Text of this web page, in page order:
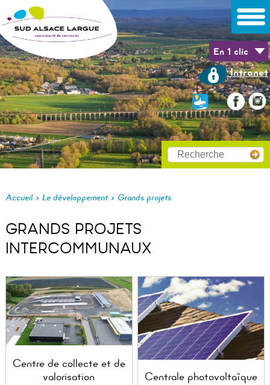
En 1 clic
Intranet
Accueil> Le développement> Grands projets
GRANDS PROJETS
INTERCOMMUNAUX
Centre de collecte et de
valorisation
Centrale photovoltaîque